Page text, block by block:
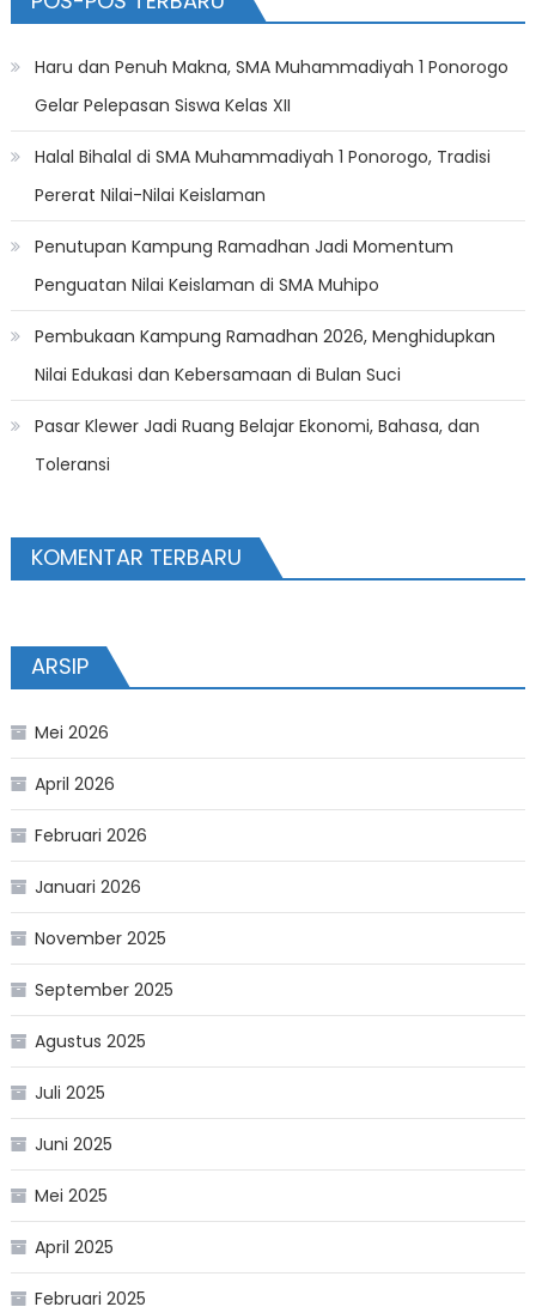
Haru dan Penuh Makna, SMA Muhammadiyah 1 Ponorogo
Gelar Pelepasan Siswa Kelas XII
Halal Bihalal di SMA Muhammadiyah 1 Ponorogo, Tradisi
Pererat Nilai-Nilai Keislaman
Penutupan Kampung Ramadhan Jadi Momentum
Penguatan Nilai Keislaman di SMA Muhipo
Pembukaan Kampung Ramadhan 2026, Menghidupkan
Nilai Edukasi dan Kebersamaan di Bulan Suci
Pasar Klewer Jadi Ruang Belajar Ekonomi, Bahasa, dan
Toleransi
KOMENTAR TERBARU
ARSIP
Mei 2026
April 2026
Februari 2026
Januari 2026
November 2025
September 2025
Agustus 2025
Juli 2025
Juni 2025
Mei 2025
April 2025
Februari 2025